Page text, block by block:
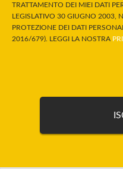
TRATTAMENTO DEI MIEI DATI
LEGISLATIVO 30 GIUGNO 2003,
PROTEZIONE DEI DATI
2016/679). LEGGI LA NOSTRA